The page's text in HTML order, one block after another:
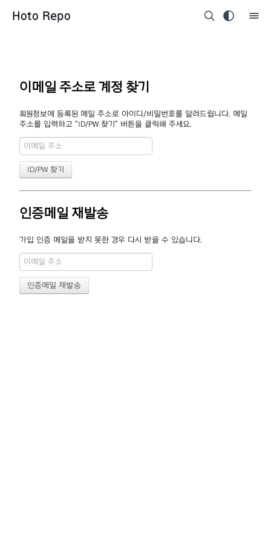
Hoto Repo
이메일 주소로 계정 찾기
회원정보에 등록된 메일 주소로 아이디/비밀번호를 알려드립니다. 메일
주소를 입력하고 "ID/PW 찾기" 버튼을 클릭해 주세요.
인증메일 재발송
가입 인증 메일을 받지 못한 경우 다시 받을 수 있습니다.